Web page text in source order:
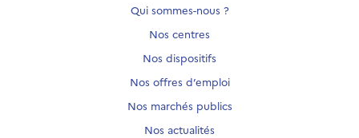
Qui sommes-nous ?
Nos centres
Nos dispositifs
Nos offres d’emploi
Nos marchés publics
Nos actualités